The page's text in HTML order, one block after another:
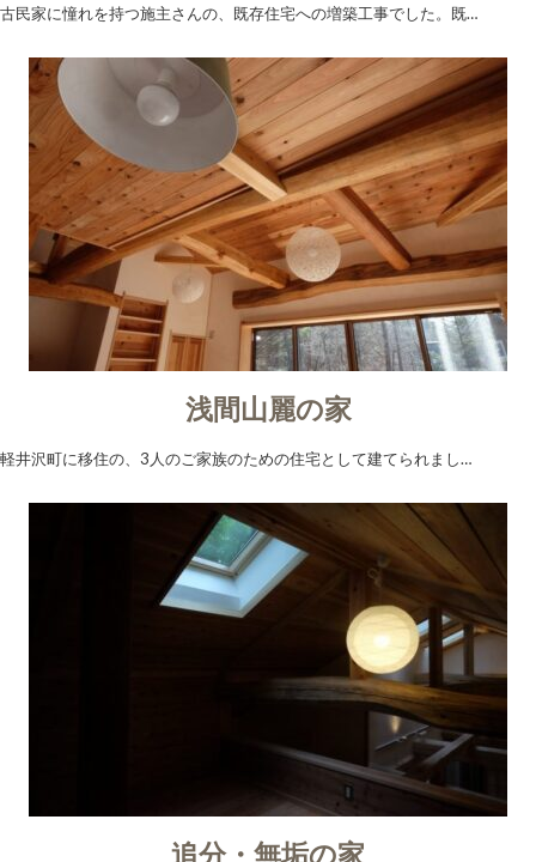
古民家に憧れを持つ施主さんの、既存住宅への増築工事でした。既…
浅間山麗の家
軽井沢町に移住の、3人のご家族のための住宅として建てられまし…
追分・無垢の家